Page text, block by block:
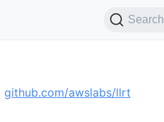
Search
github.com/awslabs/llrt